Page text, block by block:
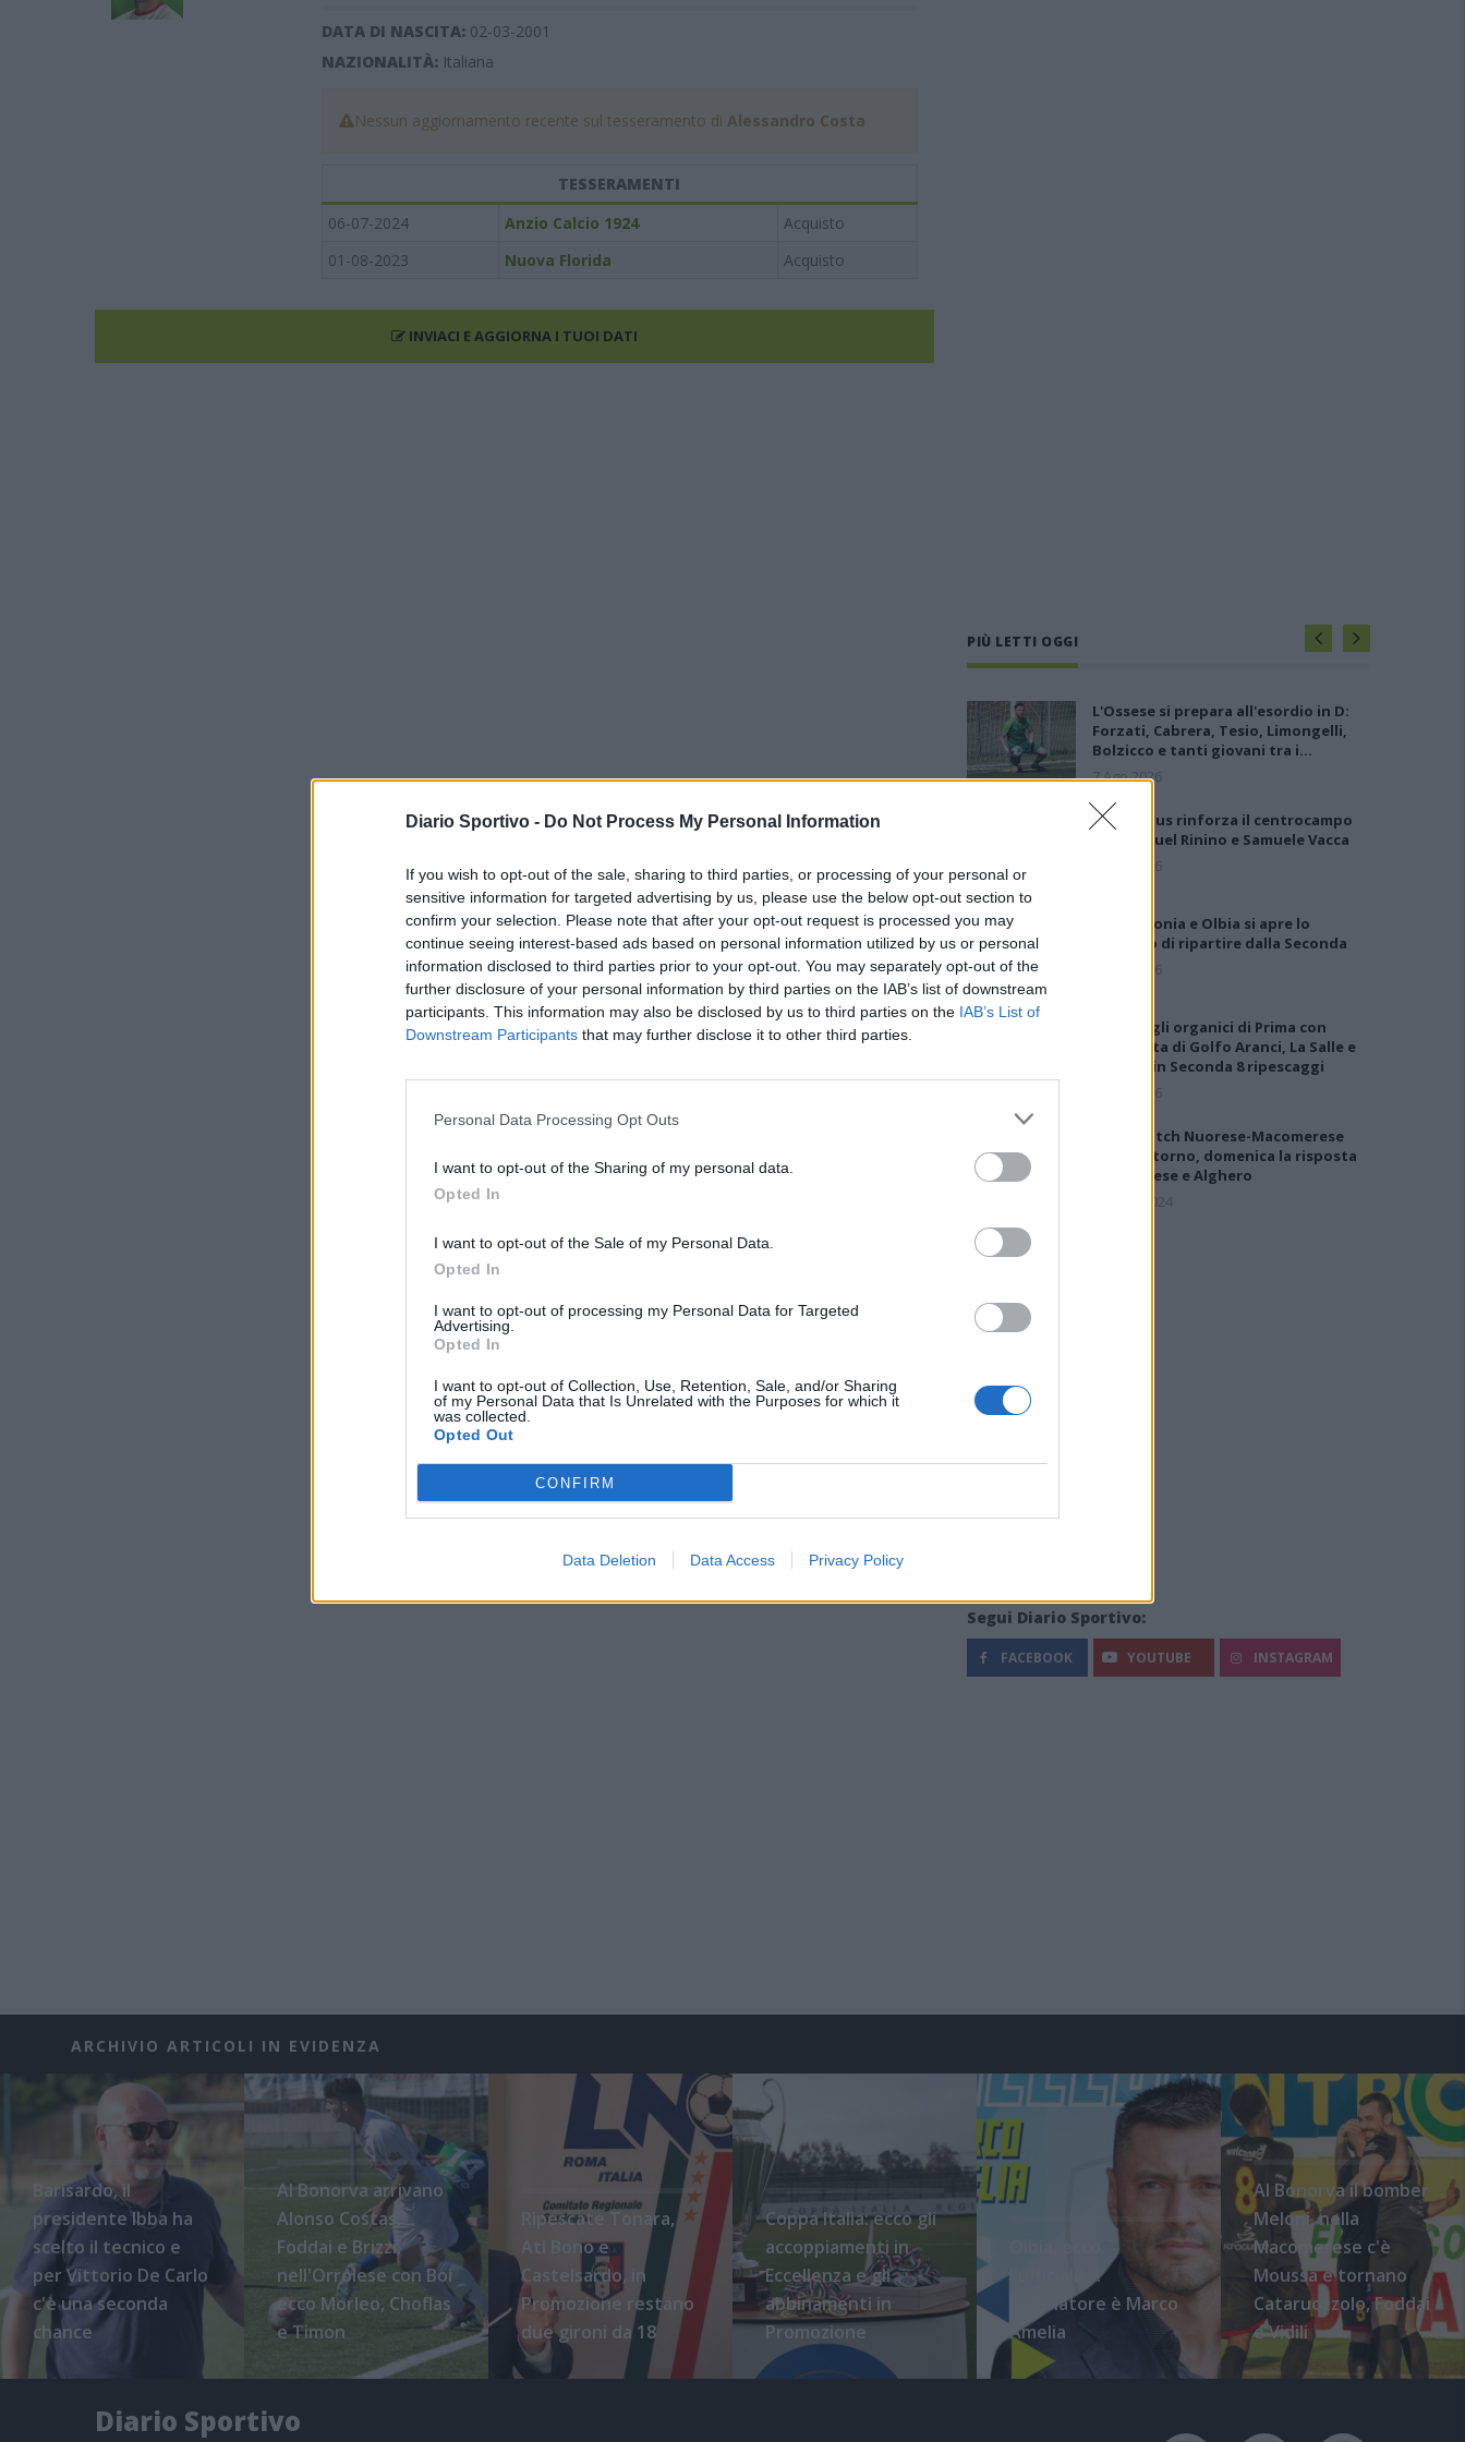
Diario Sportivo - Do Not Process My Personal Information
If you wish to opt-out of the sale, sharing to third parties, or processing of your personal or
sensitive information for targeted advertising by us, please use the below opt-out section to
confirm your selection. Please note that after your opt-out request is processed you may
continue seeing interest-based ads based on personal information utilized by us or personal
information disclosed to third parties prior to your opt-out. You may separately opt-out of the
further disclosure of your personal information by third parties on the IAB’s list of downstream
participants. This information may also be disclosed by us to third parties on the IAB’s List of
Downstream Participants that may further disclose it to other third parties.
Personal Data Processing Opt Outs
I want to opt-out of the Sharing of my personal data.
Opted In
I want to opt-out of the Sale of my Personal Data.
Opted In
I want to opt-out of processing my Personal Data for Targeted
Advertising.
Opted In
I want to opt-out of Collection, Use, Retention, Sale, and/or Sharing
of my Personal Data that Is Unrelated with the Purposes for which it
was collected.
Opted Out
CONFIRM
Data Deletion Data Access Privacy Policy
DATA DI NASCITA: 02-03-2001
NAZIONALITÀ: Italiana
Nessun aggiornamento recente sul tesseramento di Alessandro Costa
TESSERAMENTI
06-07-2024
Anzio Calcio 1924
Acquisto
01-08-2023
Nuova Florida Acquisto
INVIACI E AGGIORNA I TUOI DATI
PIÙ LETTI OGGI
L'Ossese si prepara all'esordio in D:
Forzati, Cabrera, Tesio, Limongelli,
Bolzicco e tanti giovani tra i…
7 Ago 2026
Il Selargius rinforza il centrocampo
con Manuel Rinino e Samuele Vacca
6 Ago 2026
Per Carbonia e Olbia si apre lo
spiraglio di ripartire dalla Seconda
7 Ago 2026
Definiti gli organici di Prima con
l'aggiunta di Golfo Aranci, La Salle e
Ottava, in Seconda 8 ripescaggi
7 Ago 2026
Il big-match Nuorese-Macomerese
apre il ritorno, domenica la risposta
per Usinese e Alghero
26 Gen 2024
Segui Diario Sportivo:
FACEBOOK YOUTUBE INSTAGRAM
ARCHIVIO ARTICOLI IN EVIDENZA
Barisardo, il
presidente Ibba ha
scelto il tecnico e
per Vittorio De Carlo
c'è una seconda
chance
Al Bonorva arrivano
Alonso Costas,
Foddai e Brizzi,
nell'Orrolese con Boi
ecco Morleo, Choflas
e Timon
Ripescate Tonara,
Atl Bono e
Castelsardo, in
Promozione restano
due gironi da 18
Coppa Italia: ecco gli
accoppiamenti in
Eccellenza e gli
abbinamenti in
Promozione
l'ufficialità:
l'allenatore è Marco
Amelia
Al Bonorva il bomber
Meloni, nella
Macomerese c'è
Moussa e tornano
Cataruozzolo, Foddai
e Vidili
Diario Sportivo